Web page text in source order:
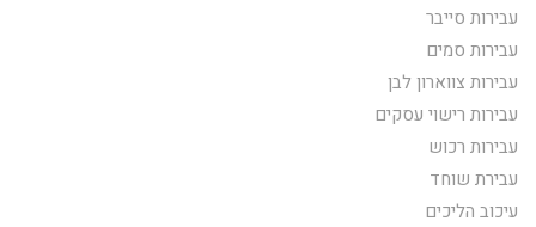
עבירות סייבר
עבירות סמים
עבירות צווארון לבן
עבירות רישוי עסקים
עבירות רכוש
עבירת שוחד
עיכוב הליכים